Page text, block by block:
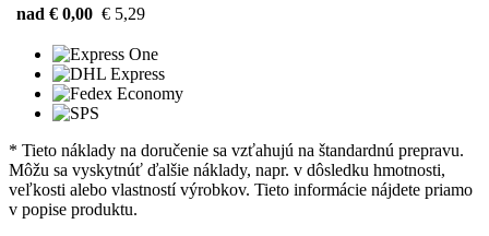
nad € 0,00 € 5,29
* Tieto náklady na doručenie sa vzťahujú na štandardnú prepravu.
Môžu sa vyskytnúť ďalšie náklady, napr. v dôsledku hmotnosti,
veľkosti alebo vlastností výrobkov. Tieto informácie nájdete priamo
v popise produktu.